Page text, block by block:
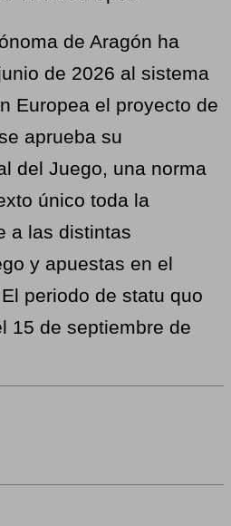
de Aragón ha
de 2026 al sistema
Europea el proyecto de
aprueba su
del Juego, una norma
único toda la
a las distintas
y apuestas en el
periodo de statu quo
15 de septiembre de